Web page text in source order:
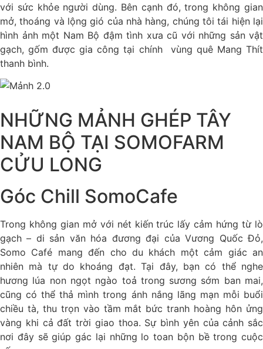
với sức khỏe người dùng. Bên cạnh đó, trong không gian
mở, thoáng và lộng gió của nhà hàng, chúng tôi tái hiện lại
hình ảnh một Nam Bộ đậm tình xưa cũ với những sản vật
gạch, gốm được gia công tại chính vùng quê Mang Thít
thanh bình.
NHỮNG MẢNH GHÉP TÂY
NAM BỘ TẠI SOMOFARM
CỬU LONG
Góc Chill SomoCafe
Trong không gian mở với nét kiến trúc lấy cảm hứng từ lò
gạch – di sản văn hóa đương đại của Vương Quốc Đỏ,
Somo Café mang đến cho du khách một cảm giác an
nhiên mà tự do khoáng đạt. Tại đây, bạn có thể nghe
hương lúa non ngọt ngào toả trong sương sớm ban mai,
cũng có thể thả mình trong ánh nắng lãng mạn mỗi buổi
chiều tà, thu trọn vào tầm mắt bức tranh hoàng hôn ửng
vàng khi cả đất trời giao thoa. Sự bình yên của cảnh sắc
nơi đây sẽ giúp gác lại những lo toan bộn bề trong cuộc